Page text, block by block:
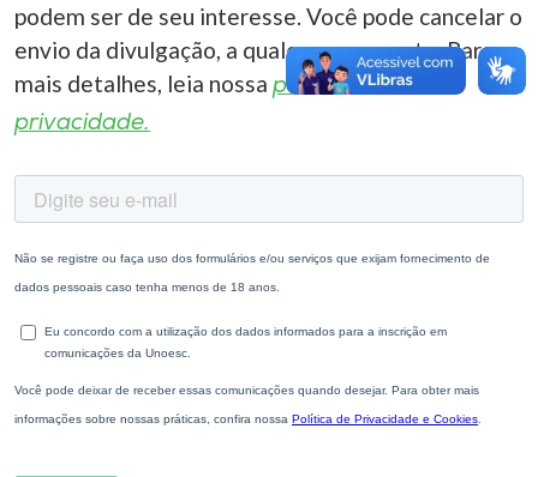
podem ser de seu interesse. Você pode cancelar o
envio da divulgação, a qualquer momento. Para
mais detalhes, leia nossa política de
privacidade.